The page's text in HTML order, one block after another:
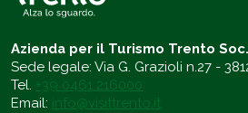
Azienda per il Turismo Trento
Sede legale: Via G. Grazioli n.27 -
Tel. +39 0461 216000
Email: info@visittrento.it